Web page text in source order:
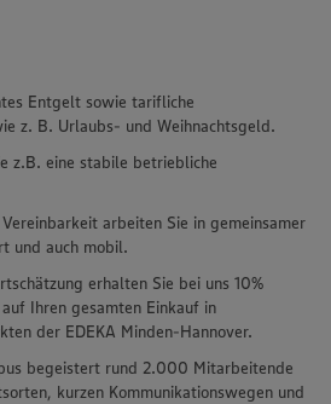
Entgelt sowie tarifliche
z. B. Urlaubs- und Weihnachtsgeld.
z.B. eine stabile betriebliche
arbeiten Sie in gemeinsamer
und auch mobil.
erhalten Sie bei uns 10%
Ihren gesamten Einkauf in
der EDEKA Minden-Hannover.
begeistert rund 2.000 Mitarbeitende
kurzen Kommunikationswegen und